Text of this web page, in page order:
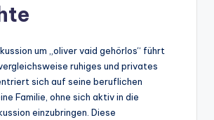
um „oliver vaid gehörlos“ führt
ruhiges und privates
sich auf seine beruflichen
Familie, ohne sich aktiv in die
einzubringen. Diese